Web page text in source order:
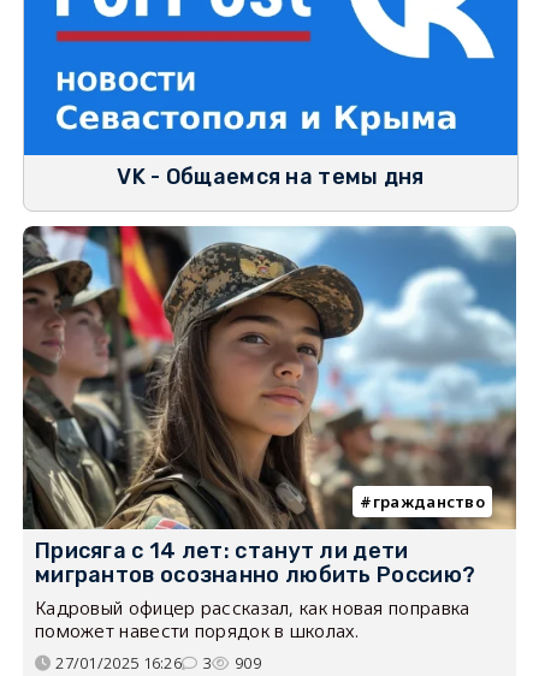
VK - Общаемся на темы дня
гражданство
Присяга с 14 лет: станут ли дети
мигрантов осознанно любить Россию?
Кадровый офицер рассказал, как новая поправка
поможет навести порядок в школах.
27/01/2025 16:26 3 909